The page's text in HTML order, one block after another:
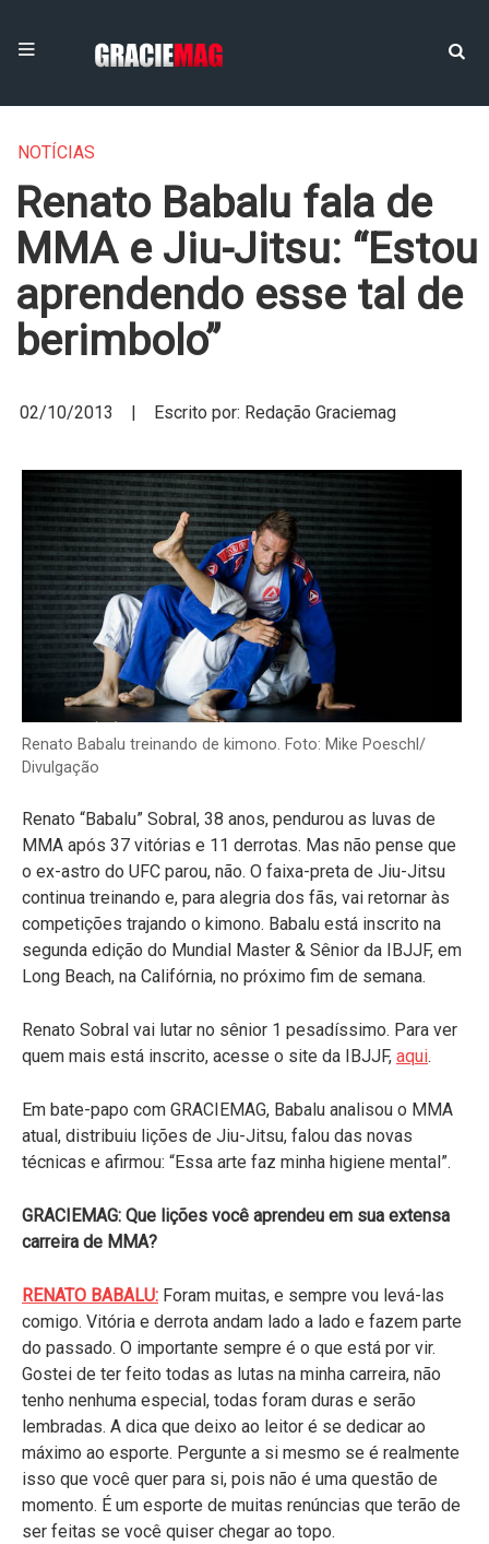
NOTÍCIAS
Renato Babalu fala de
MMA e Jiu-Jitsu: “Estou
aprendendo esse tal de
berimbolo”
02/10/2013 | Escrito por: Redação Graciemag
Renato Babalu treinando de kimono. Foto: Mike Poeschl/
Divulgação
Renato “Babalu” Sobral, 38 anos, pendurou as luvas de
MMA após 37 vitórias e 11 derrotas. Mas não pense que
o ex-astro do UFC parou, não. O faixa-preta de Jiu-Jitsu
continua treinando e, para alegria dos fãs, vai retornar às
competições trajando o kimono. Babalu está inscrito na
segunda edição do Mundial Master & Sênior da IBJJF, em
Long Beach, na Califórnia, no próximo fim de semana.
Renato Sobral vai lutar no sênior 1 pesadíssimo. Para ver
quem mais está inscrito, acesse o site da IBJJF, aqui.
Em bate-papo com GRACIEMAG, Babalu analisou o MMA
atual, distribuiu lições de Jiu-Jitsu, falou das novas
técnicas e afirmou: “Essa arte faz minha higiene mental”.
GRACIEMAG: Que lições você aprendeu em sua extensa
carreira de MMA?
RENATO BABALU: Foram muitas, e sempre vou levá-las
comigo. Vitória e derrota andam lado a lado e fazem parte
do passado. O importante sempre é o que está por vir.
Gostei de ter feito todas as lutas na minha carreira, não
tenho nenhuma especial, todas foram duras e serão
lembradas. A dica que deixo ao leitor é se dedicar ao
máximo ao esporte. Pergunte a si mesmo se é realmente
isso que você quer para si, pois não é uma questão de
momento. É um esporte de muitas renúncias que terão de
ser feitas se você quiser chegar ao topo.